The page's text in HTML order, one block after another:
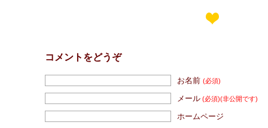
コメントをどうぞ
お名前(必須)
メール (必須)(非公開です)
ホームページ